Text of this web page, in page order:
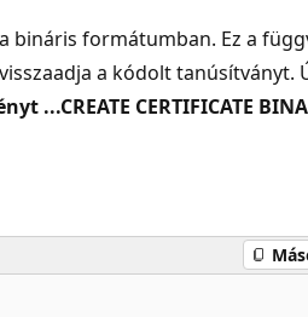
bináris formátumban. Ez a
a kódolt tanúsítványt.
...CREATE CERTIFICATE